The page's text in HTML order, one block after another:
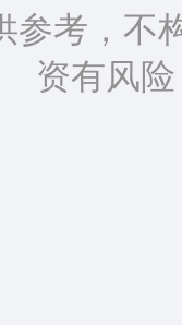
参考，不
资有风